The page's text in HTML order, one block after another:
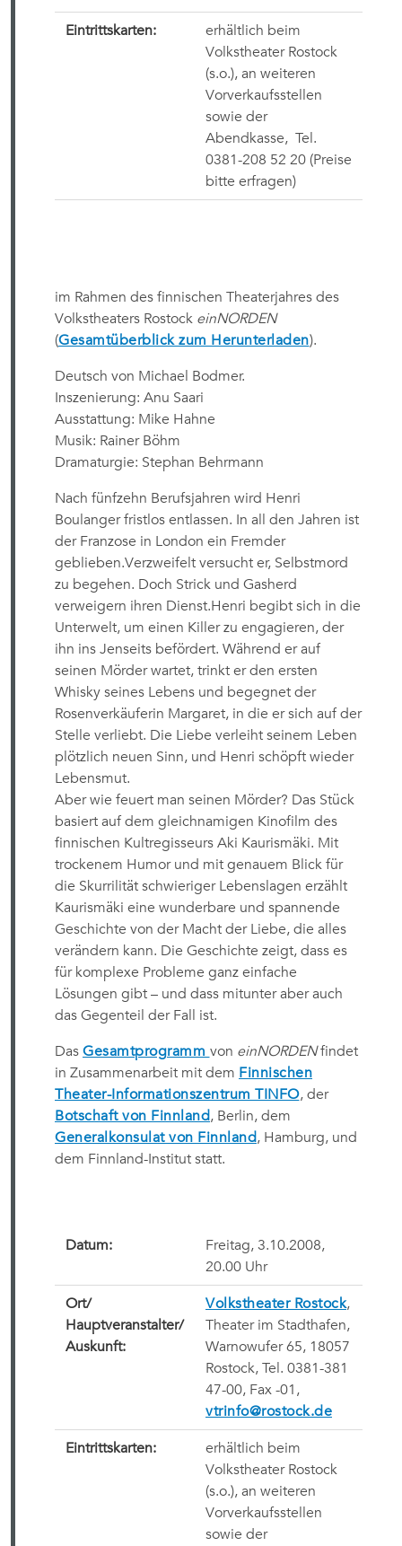
Eintrittskarten:
erhältlich beim
Volkstheater Rostock
(s.o.), an weiteren
Vorverkaufsstellen
sowie der
Abendkasse, Tel.
0381-208 52 20 (Preise
bitte erfragen)
im Rahmen des finnischen Theaterjahres des
Volkstheaters Rostock einNORDEN
(Gesamtüberblick zum Herunterladen).
Deutsch von Michael Bodmer.
Inszenierung: Anu Saari
Ausstattung: Mike Hahne
Musik: Rainer Böhm
Dramaturgie: Stephan Behrmann
Nach fünfzehn Berufsjahren wird Henri
Boulanger fristlos entlassen. In all den Jahren ist
der Franzose in London ein Fremder
geblieben.Verzweifelt versucht er, Selbstmord
zu begehen. Doch Strick und Gasherd
verweigern ihren Dienst.Henri begibt sich in die
Unterwelt, um einen Killer zu engagieren, der
ihn ins Jenseits befördert. Während er auf
seinen Mörder wartet, trinkt er den ersten
Whisky seines Lebens und begegnet der
Rosenverkäuferin Margaret, in die er sich auf der
Stelle verliebt. Die Liebe verleiht seinem Leben
plötzlich neuen Sinn, und Henri schöpft wieder
Lebensmut.
Aber wie feuert man seinen Mörder? Das Stück
basiert auf dem gleichnamigen Kinofilm des
finnischen Kultregisseurs Aki Kaurismäki. Mit
trockenem Humor und mit genauem Blick für
die Skurrilität schwieriger Lebenslagen erzählt
Kaurismäki eine wunderbare und spannende
Geschichte von der Macht der Liebe, die alles
verändern kann. Die Geschichte zeigt, dass es
für komplexe Probleme ganz einfache
Lösungen gibt – und dass mitunter aber auch
das Gegenteil der Fall ist.
Das Gesamtprogramm von einNORDENfindet
in Zusammenarbeit mit dem Finnischen
Theater-Informationszentrum TINFO, der
Botschaft von Finnland, Berlin, dem
Generalkonsulat von Finnland, Hamburg, und
dem Finnland-Institut statt.
Datum:
Freitag, 3.10.2008,
20.00 Uhr
Ort/
Hauptveranstalter/
Auskunft:
Volkstheater Rostock,
Theater im Stadthafen,
Warnowufer 65, 18057
Rostock, Tel. 0381-381
47-00, Fax -01,
vtrinfo@rostock.de
Eintrittskarten:
erhältlich beim
Volkstheater Rostock
(s.o.), an weiteren
Vorverkaufsstellen
sowie der